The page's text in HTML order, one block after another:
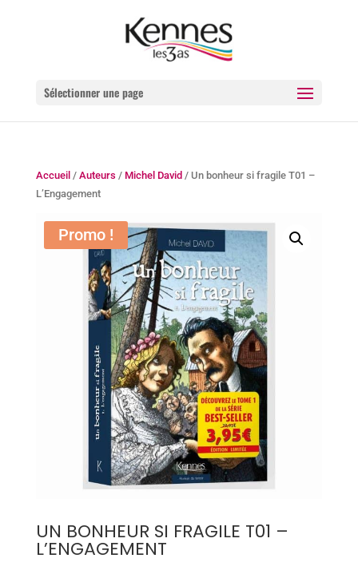
Sélectionner une page
Accueil / Auteurs / Michel David / Un bonheur si fragile T01 –
L’Engagement
Promo !
UN BONHEUR SI FRAGILE T01 –
L’ENGAGEMENT